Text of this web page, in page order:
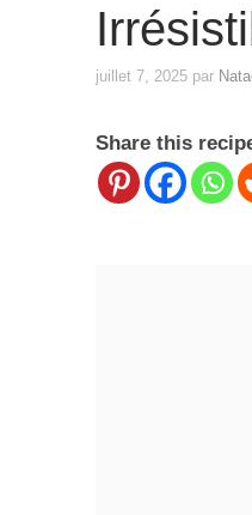
juillet 7, 2025 par
Share this